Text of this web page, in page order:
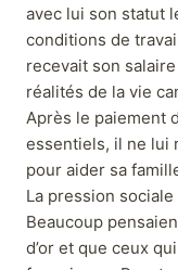
avec lui son statut
conditions de
recevait son
réalités de la vie
Après le paiement
essentiels, il ne lui
pour aider sa
La pression
Beaucoup
d’or et que ceux